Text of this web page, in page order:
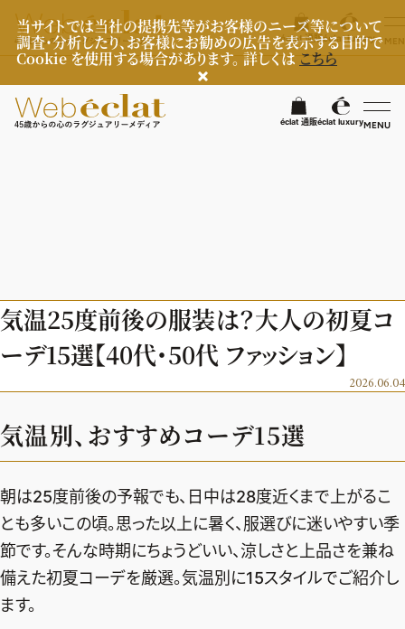
当サイトでは当社の提携先等がお客様のニーズ等について
調査・分析したり、お客様にお勧めの広告を表示する目的で
Cookie を使用する場合があります。 詳しくはこちら
éclat 通販éclat luxuryMENU検
8月の毎日コーデ
50代なに着てる？
ヘアスタイル・ヘアケア
エイジングケア
メイク
50代ベストコスメ
ヘルスケア
ヘルスケアTOPICS
更年期
ストレッチ・エクササイズ
50代健康のお悩み
ライフスタイル
ゴルフ
旅行＆グルメ
カルチャー
50代のお悩み
エクラ 華組メンバー一覧
チームJマダム
チームJマダムメンバー一覧
チームJマダムランキング
チームJマダム特集
編集長コラム
あら、素敵☆ 手帖
占い
イヴルルド遙華の12星座占い
スペシャル占い
試し読み
éclat 通販éclat luxury
気温25度前後の服装は？大人の初夏コ
ーデ15選【40代・50代 ファッション】
2026.06.04
気温別、おすすめコーデ15選
朝は25度前後の予報でも、日中は28度近くまで上がるこ
とも多いこの頃。思った以上に暑く、服選びに迷いやすい季
節です。そんな時期にちょうどいい、涼しさと上品さを兼ね
備えた初夏コーデを厳選。気温別に15スタイルでご紹介し
ます。